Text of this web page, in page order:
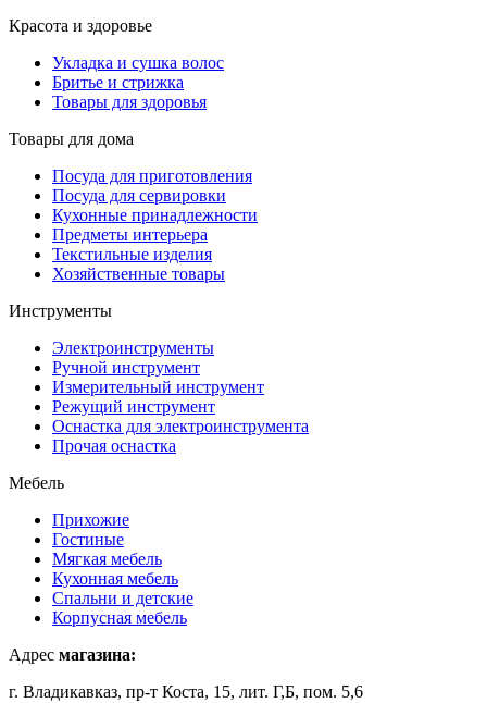
Красота и здоровье
Укладка и сушка волос
Бритье и стрижка
Товары для здоровья
Товары для дома
Посуда для приготовления
Посуда для сервировки
Кухонные принадлежности
Предметы интерьера
Текстильные изделия
Хозяйственные товары
Инструменты
Электроинструменты
Ручной инструмент
Измерительный инструмент
Режущий инструмент
Оснастка для электроинструмента
Прочая оснастка
Мебель
Прихожие
Гостиные
Мягкая мебель
Кухонная мебель
Спальни и детские
Корпусная мебель
Адрес магазина:
г. Владикавказ, пр-т Коста, 15, лит. Г,Б, пом. 5,6